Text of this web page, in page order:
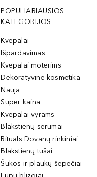
POPULIARIAUSIOS
KATEGORIJOS
Kvepalai
Išpardavimas
Kvepalai moterims
Dekoratyvinė kosmetika
Nauja
Super kaina
Kvepalai vyrams
Blakstienų serumai
Rituals Dovanų rinkiniai
Blakstienų tušai
Šukos ir plaukų šepečiai